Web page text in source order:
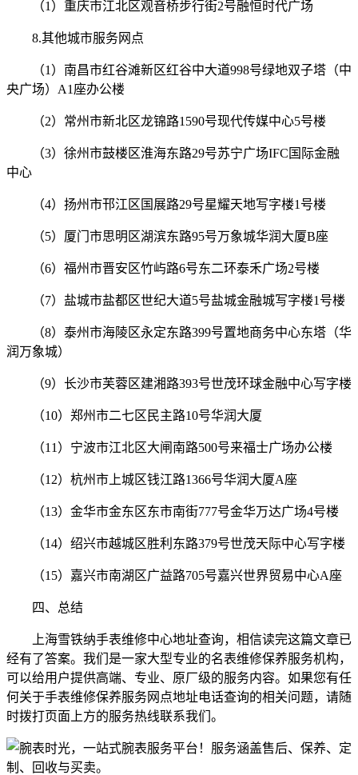
（1）重庆市江北区观音桥步行街2号融恒时代广场
8.其他城市服务网点
（1）南昌市红谷滩新区红谷中大道998号绿地双子塔（中
央广场）A1座办公楼
（2）常州市新北区龙锦路1590号现代传媒中心5号楼
（3）徐州市鼓楼区淮海东路29号苏宁广场IFC国际金融
中心
（4）扬州市邗江区国展路29号星耀天地写字楼1号楼
（5）厦门市思明区湖滨东路95号万象城华润大厦B座
（6）福州市晋安区竹屿路6号东二环泰禾广场2号楼
（7）盐城市盐都区世纪大道5号盐城金融城写字楼1号楼
（8）泰州市海陵区永定东路399号置地商务中心东塔（华
润万象城）
（9）长沙市芙蓉区建湘路393号世茂环球金融中心写字楼
（10）郑州市二七区民主路10号华润大厦
（11）宁波市江北区大闸南路500号来福士广场办公楼
（12）杭州市上城区钱江路1366号华润大厦A座
（13）金华市金东区东市南街777号金华万达广场4号楼
（14）绍兴市越城区胜利东路379号世茂天际中心写字楼
（15）嘉兴市南湖区广益路705号嘉兴世界贸易中心A座
四、总结
上海雪铁纳手表维修中心地址查询，相信读完这篇文章已
经有了答案。我们是一家大型专业的名表维修保养服务机构，
可以给用户提供高端、专业、原厂级的服务内容。如果您有任
何关于手表维修保养服务网点地址电话查询的相关问题，请随
时拨打页面上方的服务热线联系我们。